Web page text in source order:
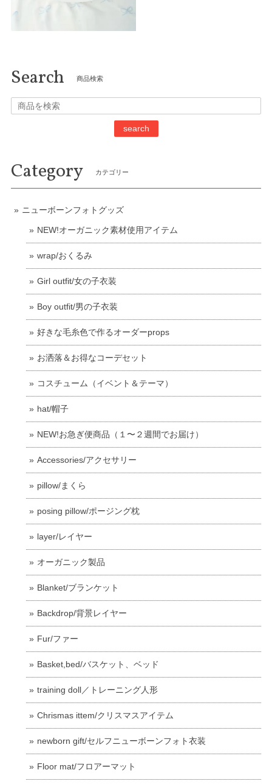
Search 商品検索
search
Category カテゴリー
ニューボーンフォトグッズ
NEW!オーガニック素材使用アイテム
wrap/おくるみ
Girl outfit/女の子衣装
Boy outfit/男の子衣装
好きな毛糸色で作るオーダーprops
お洒落＆お得なコーデセット
コスチューム（イベント＆テーマ）
hat/帽子
NEW!お急ぎ便商品（１〜２週間でお届け）
Accessories/アクセサリー
pillow/まくら
posing pillow/ポージング枕
layer/レイヤー
オーガニック製品
Blanket/ブランケット
Backdrop/背景レイヤー
Fur/ファー
Basket,bed/バスケット、ベッド
training doll／トレーニング人形
Chrismas ittem/クリスマスアイテム
newborn gift/セルフニューボーンフォト衣装
Floor mat/フロアーマット